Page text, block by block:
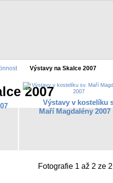
Výstavy na Skalce 2007
2007
Výstavy v kostelíku
Maří Magdalény 2007
Fotografie 1 až 2 ze 2